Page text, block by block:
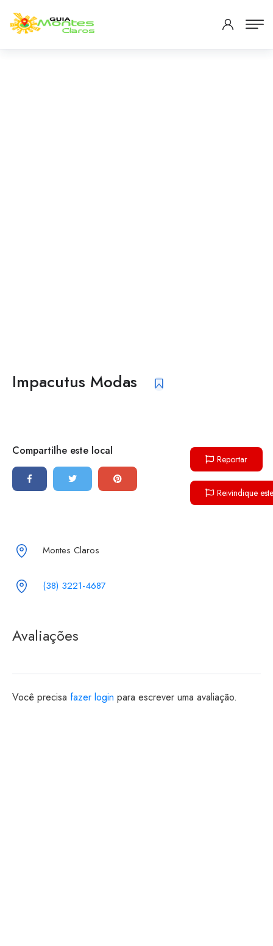
Impacutus Modas
Compartilhe este local
Reportar
Reivindique
Montes Claros
(38) 3221-4687
Avaliações
Você precisa fazer login para escrever uma avaliação.